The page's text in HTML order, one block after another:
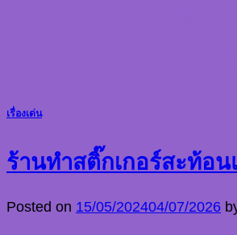
เรื่องเด่น
ร้านทำสติ๊กเกอร์สะท้อน
Posted on 15/05/202404/07/2026